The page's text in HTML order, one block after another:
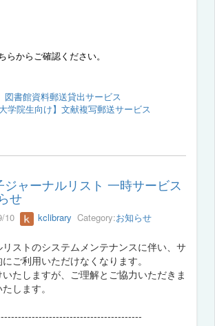
らからご確認ください。
図書館資料郵送貸出サービス
学院生向け】 文献複写郵送サービス
ャーナルリスト 一時サービス
せ
10 kclibrary Category:お知らせ
ストのシステムメンテナンスに伴い、サ
ご利用いただけなくなります。
たしますが、ご理解とご協力いただきま
します。